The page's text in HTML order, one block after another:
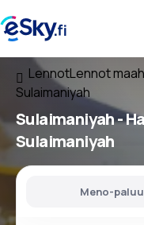
LennotLennot
Sulaimaniyah
Sulaimaniyah -
Sulaimaniyah
Meno-paluu